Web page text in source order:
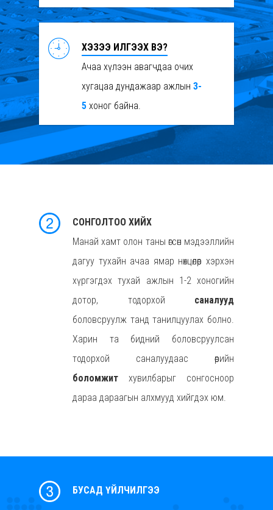
ХЭЗЭЭ ИЛГЭЭХ ВЭ?
Ачаа хүлээн авагчдаа очих
хугацаа дундажаар ажлын 3-
5 хоног байна.
СОНГОЛТОО ХИЙХ
Манай хамт олон таны өгсөн мэдээллийн
дагуу тухайн ачаа ямар нөхцөлөөр хэрхэн
хүргэгдэх тухай ажлын 1-2 хоногийн
дотор, тодорхой саналууд
боловсруулж танд танилцуулах болно.
Харин та бидний боловсруулсан
тодорхой саналуудаас өөрийн
боломжит хувилбарыг сонгосноор
дараа дараагын алхмууд хийгдэх юм.
БУСАД ҮЙЛЧИЛГЭЭ
Нүүр Хуудас
Бидний Тухай
Үйлчилгээ
Агаарын Ачаа Тээвэр
Мэдээ,